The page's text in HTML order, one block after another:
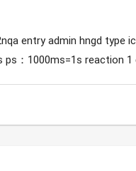
entry admin hngd type
：1000ms=1s reaction 1